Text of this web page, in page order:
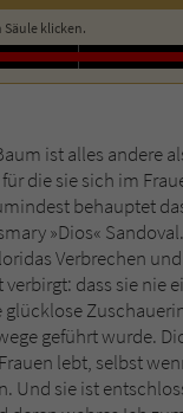
klicken.
ist alles andere
die sie sich im
behauptet
»Dios«
Verbrechen
dass sie nie
glücklose
geführt wurde.
lebt, selbst
Und sie ist
für Kommentare
Couch Medien